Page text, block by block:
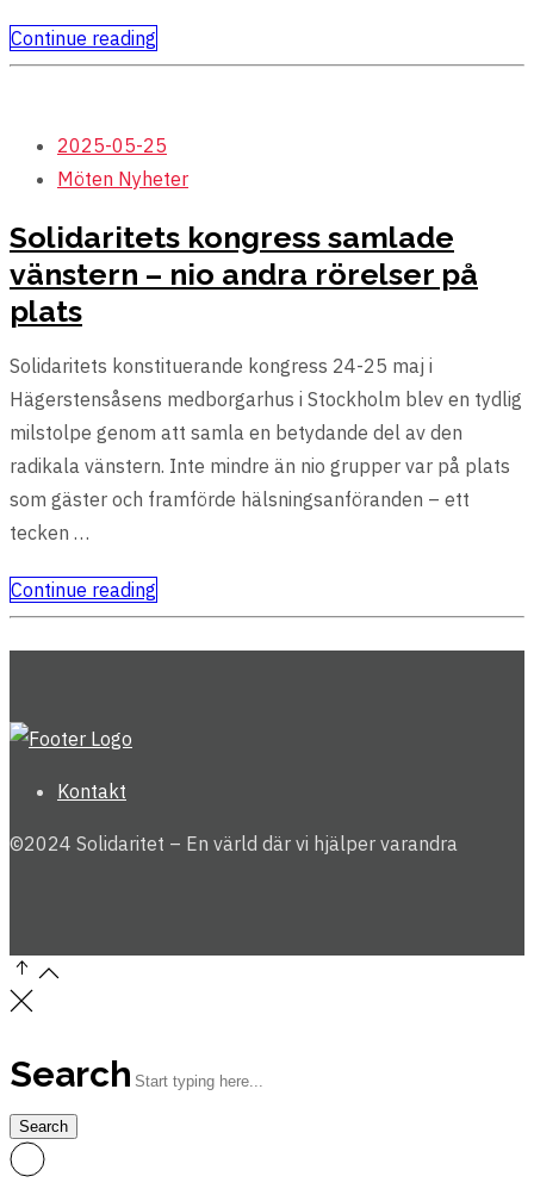
Continue reading
2025-05-25
Möten Nyheter
Solidaritets kongress samlade
vänstern – nio andra rörelser på
plats
Solidaritets konstituerande kongress 24-25 maj i
Hägerstensåsens medborgarhus i Stockholm blev en tydlig
milstolpe genom att samla en betydande del av den
radikala vänstern. Inte mindre än nio grupper var på plats
som gäster och framförde hälsningsanföranden – ett
tecken …
Continue reading
Kontakt
©2024 Solidaritet – En värld där vi hjälper varandra
Search